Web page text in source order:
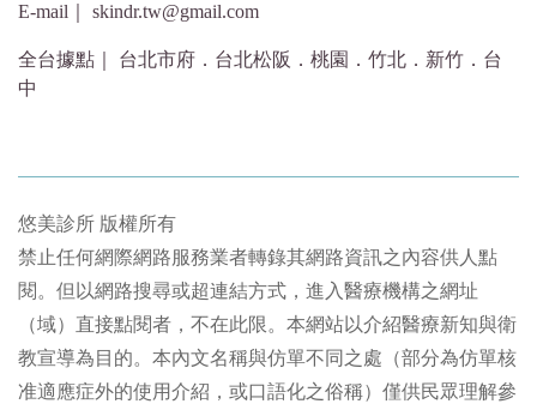
E-mail｜ skindr.tw@gmail.com
全台據點｜ 台北市府．台北松阪．桃園．竹北．新竹．台
中
悠美診所 版權所有
禁止任何網際網路服務業者轉錄其網路資訊之內容供人點
閱。但以網路搜尋或超連結方式，進入醫療機構之網址
（域）直接點閱者，不在此限。本網站以介紹醫療新知與衛
教宣導為目的。本內文名稱與仿單不同之處（部分為仿單核
准適應症外的使用介紹，或口語化之俗稱）僅供民眾理解參